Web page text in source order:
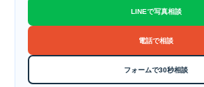
LINEで写真相談
電話で相談
フォームで30秒相談